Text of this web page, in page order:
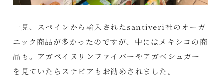
一見、スペインから輸入されたsantiveri社のオーガ
ニック商品が多かったのですが、中にはメキシコの商
品も。アガベイヌリンファイバーやアガベシュガー
を見ていたらステビアもお勧めされました。